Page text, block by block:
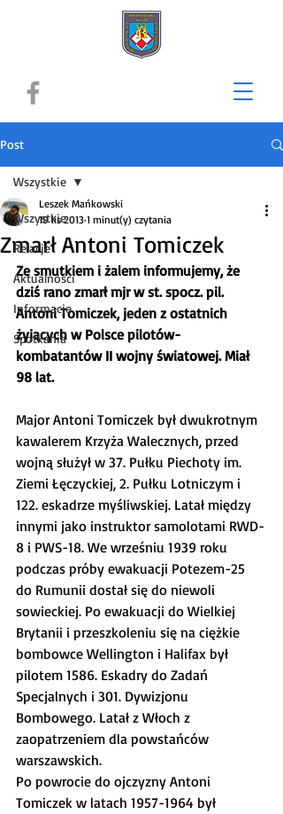
Post
Wszystkie
Relacje
Aktualności
Informacje
Spotkania
Wszystkie
Zmarł Antoni Tomiczek
Leszek Mańkowski
19 lis 2013 1 minut(y) czytania
Ze smutkiem i żalem informujemy, że
dziś rano zmarł mjr w st. spocz. pil.
Antoni Tomiczek, jeden z ostatnich
żyjących w Polsce pilotów-
kombatantów II wojny światowej. Miał
98 lat.
Major Antoni Tomiczek był dwukrotnym
kawalerem Krzyża Walecznych, przed
wojną służył w 37. Pułku Piechoty im.
Ziemi Łęczyckiej, 2. Pułku Lotniczym i
122. eskadrze myśliwskiej. Latał między
innymi jako instruktor samolotami RWD-
8 i PWS-18. We wrześniu 1939 roku
podczas próby ewakuacji Potezem-25
do Rumunii dostał się do niewoli
sowieckiej. Po ewakuacji do Wielkiej
Brytanii i przeszkoleniu się na ciężkie
bombowce Wellington i Halifax był
pilotem 1586. Eskadry do Zadań
Specjalnych i 301. Dywizjonu
Bombowego. Latał z Włoch z
zaopatrzeniem dla powstańców
warszawskich.
Po powrocie do ojczyzny Antoni
Tomiczek w latach 1957-1964 był